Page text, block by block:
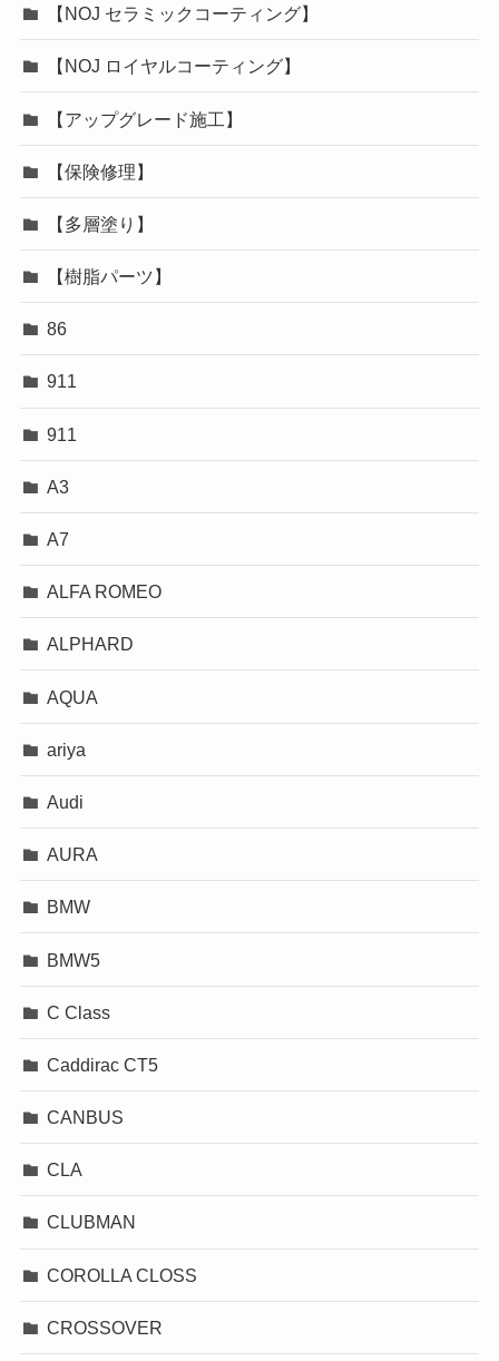
【NOJ セラミックコーティング】
【NOJ ロイヤルコーティング】
【アップグレード施工】
【保険修理】
【多層塗り】
【樹脂パーツ】
86
911
911
A3
A7
ALFA ROMEO
ALPHARD
AQUA
ariya
Audi
AURA
BMW
BMW5
C Class
Caddirac CT5
CANBUS
CLA
CLUBMAN
COROLLA CLOSS
CROSSOVER